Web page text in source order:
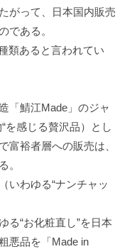
がって、日本国内販売
である。
類あると言われてい
「鯖江Made」のジャ
を感じる贅沢品）とし
富裕者層への販売は、
。
いわゆる“ナンチャッ
“お化粧直し”を日本
悪品を「Made in